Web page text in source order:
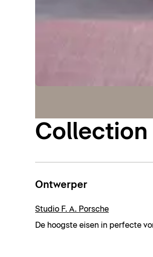
Collection
Ontwerper
Studio F. A. Porsche
De hoogste eisen in perfecte